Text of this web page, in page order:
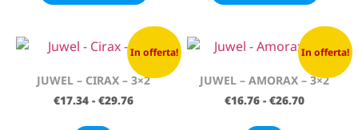
In offerta!
JUWEL – CIRAX – 3×2
€17.34 - €29.76
In offerta!
JUWEL – AMORAX – 3×2
€16.76 - €26.70